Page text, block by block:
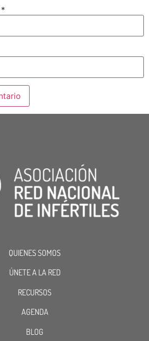
*
QUIENES SOMOS
ÚNETE A LA RED
RECURSOS
AGENDA
BLOG